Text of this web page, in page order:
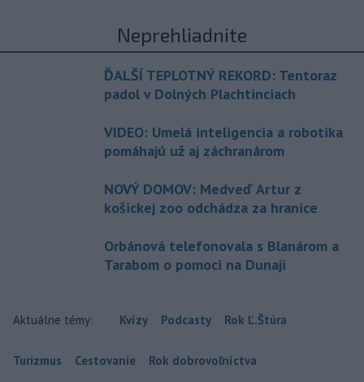
Neprehliadnite
ĎALŠÍ TEPLOTNÝ REKORD: Tentoraz
padol v Dolných Plachtinciach
VIDEO: Umelá inteligencia a robotika
pomáhajú už aj záchranárom
NOVÝ DOMOV: Medveď Artur z
košickej zoo odchádza za hranice
Orbánová telefonovala s Blanárom a
Tarabom o pomoci na Dunaji
Aktuálne témy: Kvízy Podcasty Rok Ľ.Štúra
Turizmus Cestovanie Rok dobrovoľníctva